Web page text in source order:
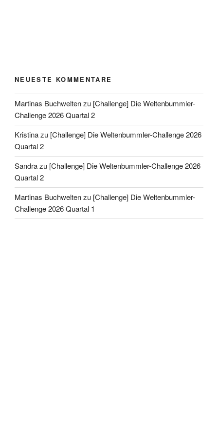
NEUESTE KOMMENTARE
Martinas Buchweltenzu [Challenge] Die Weltenbummler-
Challenge 2026 Quartal 2
Kristinazu [Challenge] Die Weltenbummler-Challenge 2026
Quartal 2
Sandrazu [Challenge] Die Weltenbummler-Challenge 2026
Quartal 2
Martinas Buchweltenzu [Challenge] Die Weltenbummler-
Challenge 2026 Quartal 1